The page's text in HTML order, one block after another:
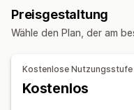
Timing-Optionen
Feste Minute
Timer-Typ
Benutzerdefinierte
Preisgestaltung
Wähle den Plan, der am
Kostenlose Nutzungsstufe
Kostenlos